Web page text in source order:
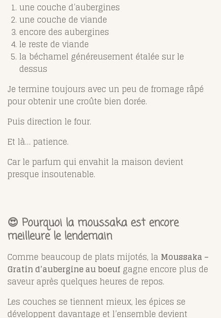
une couche d’aubergines
une couche de viande
encore des aubergines
le reste de viande
la béchamel généreusement étalée sur le
dessus
Je termine toujours avec un peu de fromage râpé
pour obtenir une croûte bien dorée.
Puis direction le four.
Et là… patience.
Car le parfum qui envahit la maison devient
presque insoutenable.
😍 Pourquoi la moussaka est encore
meilleure le lendemain
Comme beaucoup de plats mijotés, la Moussaka –
Gratin d’aubergine au boeuf gagne encore plus de
saveur après quelques heures de repos.
Les couches se tiennent mieux, les épices se
développent davantage et l’ensemble devient